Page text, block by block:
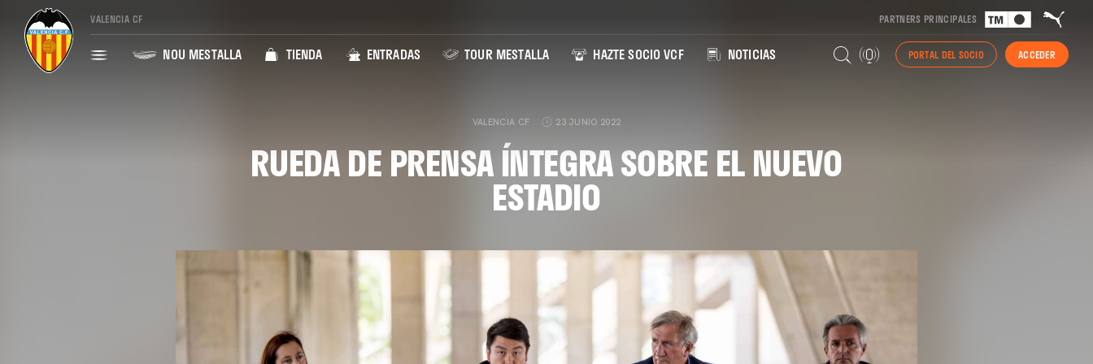
VALENCIA CF PARTNERS PRINCIPALES
NOU MESTALLA TIENDA ENTRADAS TOUR MESTALLA HAZTE SOCIO VCF NOTICIAS PORTAL DEL SOCIO ACCEDER
VALENCIA CF 23 JUNIO 2022
RUEDA DE PRENSA ÍNTEGRA SOBRE EL NUEVO
ESTADIO